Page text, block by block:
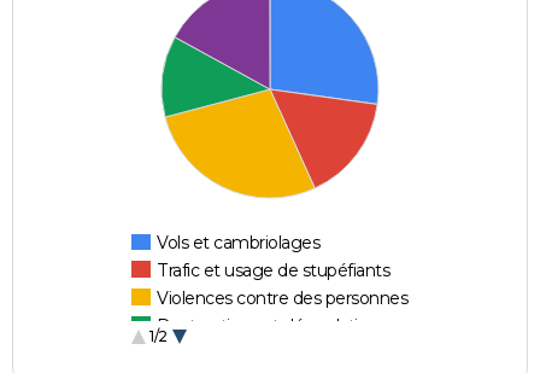
Vols et cambriolages
Trafic et usage de stupéfiants
Violences contre des personnes
Destructions et dégradations
1/2